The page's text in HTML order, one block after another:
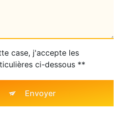
case, j'accepte les
ci-dessous **
Envoyer